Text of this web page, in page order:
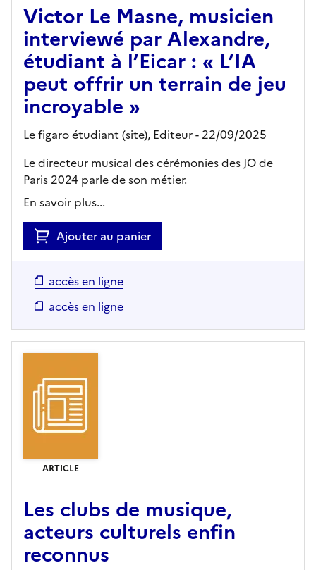
Victor Le Masne, musicien
interviewé par Alexandre,
étudiant à l’Eicar : « L’IA
peut offrir un terrain de jeu
incroyable »
Le figaro étudiant (site), Editeur- 22/09/2025
Le directeur musical des cérémonies des JO de
Paris 2024 parle de son métier.
En savoir plus...
Ajouter au panier
accès en ligne
accès en ligne
ARTICLE
Les clubs de musique,
acteurs culturels enfin
reconnus